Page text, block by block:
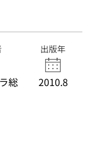
総
出版年
2010.8